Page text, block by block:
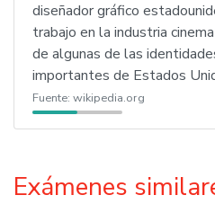
diseñador gráfico
trabajo en la industria
de algunas de las
importantes de Estados
Fuente: wikipedia.org
Exámenes